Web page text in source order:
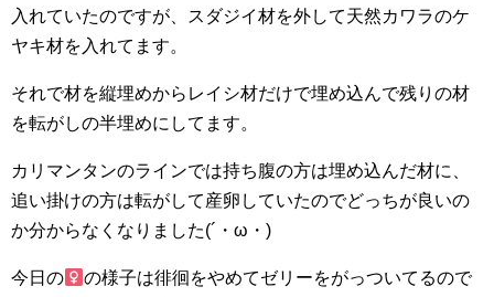
入れていたのですが、スダジイ材を外して天然カワラのケ
ヤキ材を入れてます。
それで材を縦埋めからレイシ材だけで埋め込んで残りの材
を転がしの半埋めにしてます。
カリマンタンのラインでは持ち腹の方は埋め込んだ材に、
追い掛けの方は転がして産卵していたのでどっちが良いの
か分からなくなりました(´・ω・)
今日の
の様子は徘徊をやめてゼリーをがっついてるので